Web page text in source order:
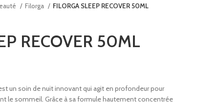
pieds
et de
Filorga FILORGA SLEEP RECOVER 50ML
RECOVER 50ML
un soin de nuit innovant qui agit en profondeur pour
le sommeil. Grâce à sa formule hautement concentrée